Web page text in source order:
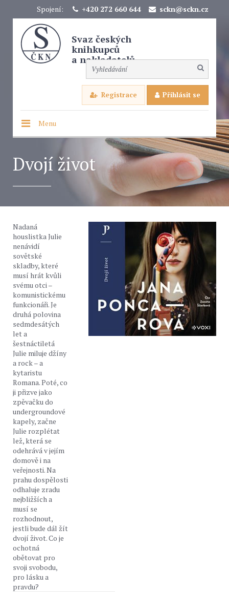
Spojení: +420 272 660 644 sckn@sckn.cz
Svaz českých
knihkupců
a nakladatelů
Registrace Přihlásit se
Menu
Dvojí život
Nadaná
houslistka Julie
nenávidí
sovětské
skladby, které
musí hrát kvůli
svému otci –
komunistickému
funkcionáři. Je
druhá polovina
sedmdesátých
let a
šestnáctiletá
Julie miluje džíny
a rock – a
kytaristu
Romana. Poté, co
ji přizve jako
zpěvačku do
undergroundové
kapely, začne
Julie rozplétat
lež, která se
odehrává v jejím
domově i na
veřejnosti. Na
prahu dospělosti
odhaluje zradu
nejbližších a
musí se
rozhodnout,
jestli bude dál žít
dvojí život. Co je
ochotná
obětovat pro
svoji svobodu,
pro lásku a
pravdu?